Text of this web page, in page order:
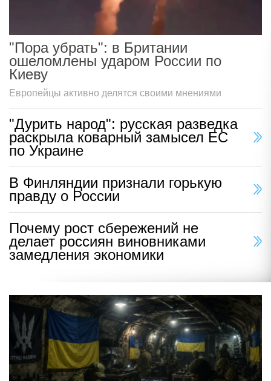
"Пора убрать": в Британии
ошеломлены ударом России по
Киеву
Европейцы активно делятся своими мнениями
"Дурить народ": русская разведка
раскрыла коварный замысел ЕС
по Украине
В Финляндии признали горькую
правду о России
Почему рост сбережений не
делает россиян виновниками
замедления экономики